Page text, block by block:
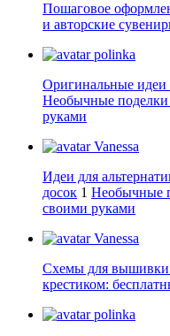
Пошаговое
и авторские
polinka
Оригинальные идеи
Необычные поделки
руками
Vanessa
Идеи для
досок 1 Необычные
своими руками
Vanessa
Схемы для вышивки
крестиком:
polinka